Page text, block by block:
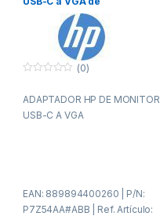
u
r
(0)
ADAPTADOR HP DE MONITOR
USB-C A VGA
EAN: 889894400260 | P/N:
P7Z54AA#ABB | Ref. Artículo: